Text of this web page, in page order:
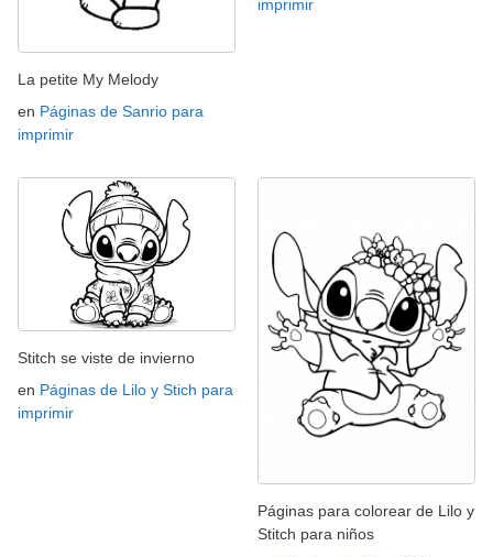
La petite My Melody
en Páginas de Sanrio para
imprimir
imprimir
Stitch se viste de invierno
en Páginas de Lilo y Stich para
imprimir
Páginas para colorear de Lilo y
Stitch para niños